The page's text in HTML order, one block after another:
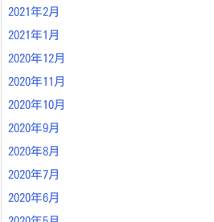
2021年2月
2021年1月
2020年12月
2020年11月
2020年10月
2020年9月
2020年8月
2020年7月
2020年6月